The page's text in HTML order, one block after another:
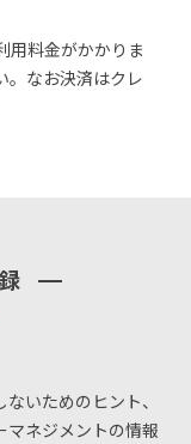
用料金がかかりま
。なお決済はクレ
いためのヒント、
マネジメントの情報